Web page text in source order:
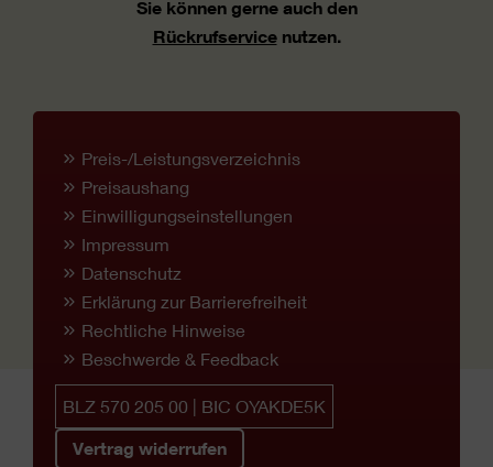
Sie können gerne auch den
Rückrufservicenutzen.
Preis-/Leistungsverzeichnis
Preisaushang
Einwilligungseinstellungen
Impressum
Datenschutz
Erklärung zur Barrierefreiheit
Rechtliche Hinweise
Beschwerde & Feedback
BLZ 570 205 00 | BIC OYAKDE5K
Vertrag widerrufen